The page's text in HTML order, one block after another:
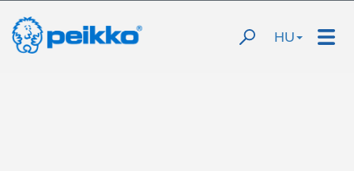
HU